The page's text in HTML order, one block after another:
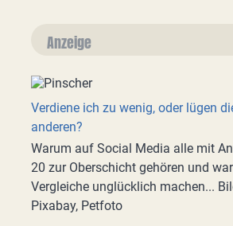
Anzeige
Verdiene ich zu wenig, oder lügen
anderen?
Warum auf Social Media alle mit
20 zur Oberschicht gehören und
Vergleiche unglücklich machen...
Pixabay, Petfoto